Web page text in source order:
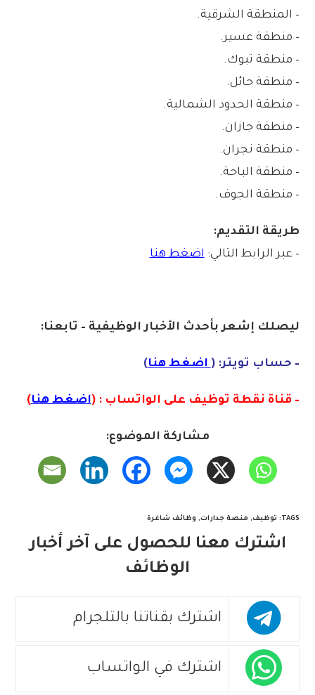
– المنطقة الشرقية.
– منطقة عسير.
– منطقة تبوك.
– منطقة حائل.
– منطقة الحدود الشمالية.
– منطقة جازان.
– منطقة نجران.
– منطقة الباحة.
– منطقة الجوف.
طريقة التقديم:
– عبر الرابط التالي: اضغط هنا
ليصلك إشعربأحدث الأخبار الوظيفية – تابعنا:
– حساب تويتر: ( اضغط هنا)
– قناة نقطة توظيف على الواتساب : (اضغط هنا)
مشاركة الموضوع:
TAGS
: توظيف, منصة جدارات, وظائف شاغرة
اشترك معنا للحصول على آخر أخبار
الوظائف
اشترك بقناتنا بالتلجرام
اشترك في الواتساب